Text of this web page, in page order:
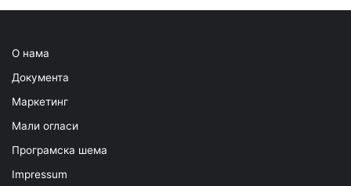
О нама
Документа
Маркетинг
Мали огласи
Програмска шема
Impressum